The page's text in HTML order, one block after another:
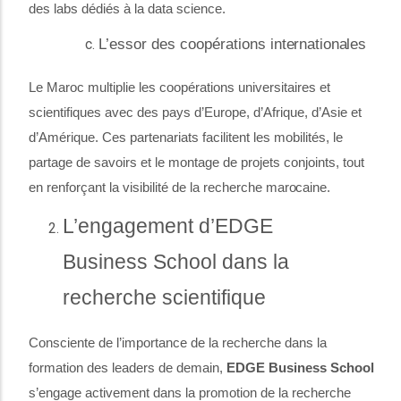
des labs dédiés à la data science.
L’essor des coopérations internationales
Le Maroc multiplie les coopérations universitaires et
scientifiques avec des pays d’Europe, d’Afrique, d’Asie et
d’Amérique. Ces partenariats facilitent les mobilités, le
partage de savoirs et le montage de projets conjoints, tout
en renforçant la visibilité de la recherche marocaine.
L’engagement d’EDGE
Business School dans la
recherche scientifique
Consciente de l’importance de la recherche dans la
formation des leaders de demain, EDGE Business School
s’engage activement dans la promotion de la recherche